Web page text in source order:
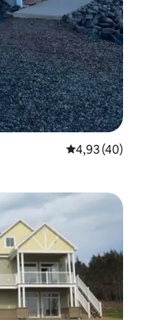
Średnia
4,93 (40)